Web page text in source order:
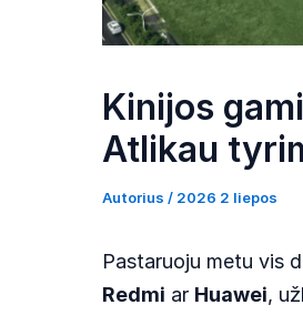
Kinijos
Atlikau
Autorius / 2026 2 liepos
Pastaruoju metu vis
Redmi ar Huawei,